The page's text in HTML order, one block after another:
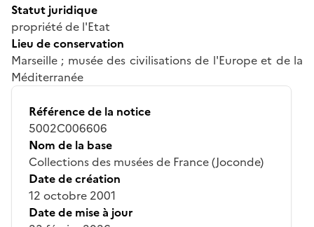
Statut juridique
propriété de l'Etat
Lieu de conservation
Marseille ; musée des civilisations de l'Europe et de la
Méditerranée
Référence de la notice
5002C006606
Nom de la base
Collections des musées de France (Joconde)
Date de création
12 octobre 2001
Date de mise à jour